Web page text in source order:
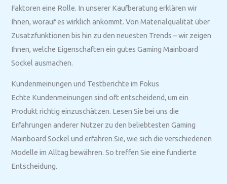
Faktoren eine Rolle. In unserer Kaufberatung erklären wir
Ihnen, worauf es wirklich ankommt. Von Materialqualität über
Zusatzfunktionen bis hin zu den neuesten Trends – wir zeigen
Ihnen, welche Eigenschaften ein gutes Gaming Mainboard
Sockel ausmachen.
Kundenmeinungen und Testberichte im Fokus
Echte Kundenmeinungen sind oft entscheidend, um ein
Produkt richtig einzuschätzen. Lesen Sie bei uns die
Erfahrungen anderer Nutzer zu den beliebtesten Gaming
Mainboard Sockel und erfahren Sie, wie sich die verschiedenen
Modelle im Alltag bewähren. So treffen Sie eine fundierte
Entscheidung.